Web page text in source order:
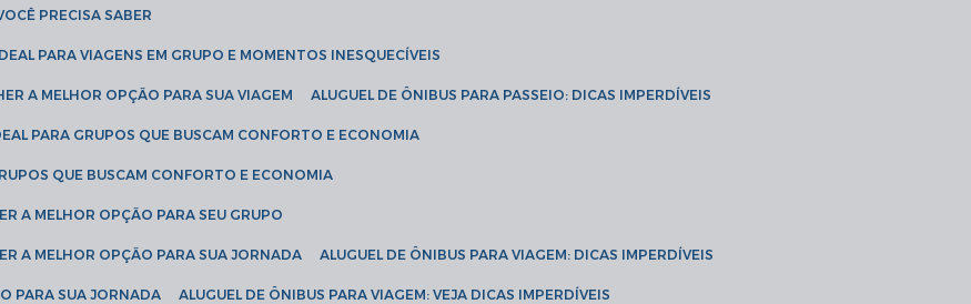
PRECISA SABER
PARA VIAGENS EM GRUPO E MOMENTOS INESQUECÍVEIS
A MELHOR OPÇÃO PARA SUA VIAGEM ALUGUEL DE ÔNIBUS PARA PASSEIO: DICAS IMPERDÍVEIS
PARA GRUPOS QUE BUSCAM CONFORTO E ECONOMIA
QUE BUSCAM CONFORTO E ECONOMIA
A MELHOR OPÇÃO PARA SEU GRUPO
A MELHOR OPÇÃO PARA SUA JORNADA ALUGUEL DE ÔNIBUS PARA VIAGEM: DICAS IMPERDÍVEIS
PARA SUA JORNADA ALUGUEL DE ÔNIBUS PARA VIAGEM: VEJA DICAS IMPERDÍVEIS